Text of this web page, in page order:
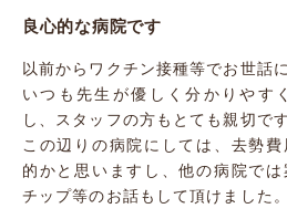
良心的な病院です
以前からワクチン接種等でお世話
いつも先生が優しく分かりやす
し、スタッフの方もとても親切です
この辺りの病院にしては、去勢
的かと思いますし、他の病院で
チップ等のお話もして頂けました。